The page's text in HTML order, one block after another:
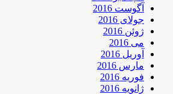
آگوست 2016
جولای 2016
ژوئن 2016
می 2016
آوریل 2016
مارس 2016
فوریه 2016
ژانویه 2016